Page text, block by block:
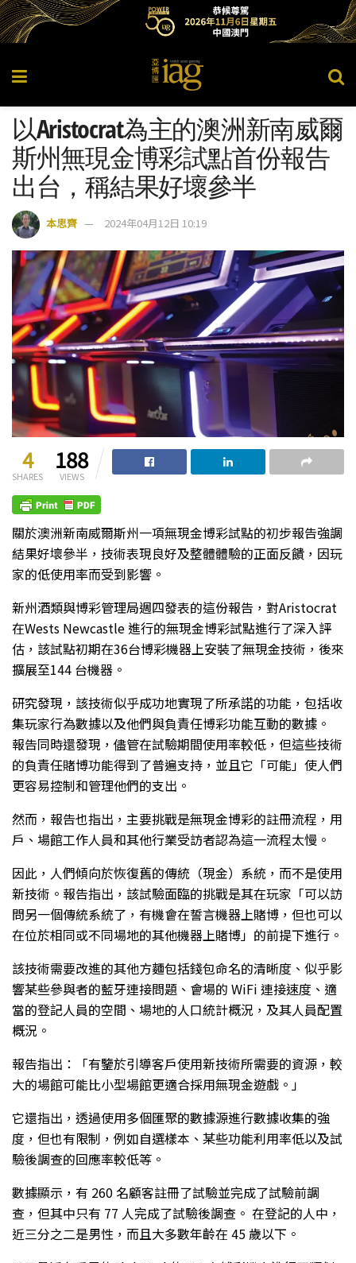
以Aristocrat為主的澳洲新南威爾
斯州無現金博彩試點首份報告
出台，稱結果好壞參半
本思齊 2024年04月12日 10:19
4
SHARES
188
VIEWS
關於澳洲新南威爾斯州一項無現金博彩試點的初步報告強調
結果好壞參半，技術表現良好及整體體驗的正面反饋，因玩
家的低使用率而受到影響。
新州酒類與博彩管理局週四發表的這份報告，對Aristocrat
在Wests Newcastle 進行的無現金博彩試點進行了深入評
估，該試點初期在36台博彩機器上安裝了無現金技術，後來
擴展至144 台機器。
研究發現，該技術似乎成功地實現了所承諾的功能，包括收
集玩家行為數據以及他們與負責任博彩功能互動的數據。
報告同時還發現，儘管在試驗期間使用率較低，但這些技術
的負責任賭博功能得到了普遍支持，並且它「可能」使人們
更容易控制和管理他們的支出。
然而，報告也指出，主要挑戰是無現金博彩的註冊流程，用
戶、場館工作人員和其他行業受訪者認為這一流程太慢。
因此，人們傾向於恢復舊的傳統（現金）系統，而不是使用
新技術。報告指出，該試驗面臨的挑戰是其在玩家「可以訪
問另一個傳統系統了，有機會在誓言機器上賭博，但也可以
在位於相同或不同場地的其他機器上賭博」的前提下進行。
該技術需要改進的其他方麵包括錢包命名的清晰度、似乎影
響某些參與者的藍牙連接問題、會場的 WiFi 連接速度、適
當的登記人員的空間、場地的人口統計概況，及其人員配置
概況。
報告指出：「有鑒於引導客戶使用新技術所需要的資源，較
大的場館可能比小型場館更適合採用無現金遊戲。」
它還指出，透過使用多個匯聚的數據源進行數據收集的強
度，但也有限制，例如自選樣本、某些功能利用率低以及試
驗後調查的回應率較低等。
數據顯示，有 260 名顧客註冊了試驗並完成了試驗前調
查，但其中只有 77 人完成了試驗後調查。 在登記的人中，
近三分之二是男性，而且大多數年齡在 45 歲以下。